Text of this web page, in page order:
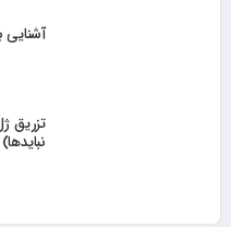
تزریق
نبایدها)